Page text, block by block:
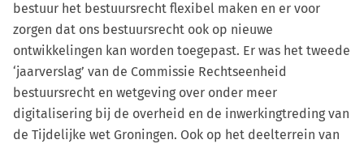
bestuur het bestuursrecht flexibel maken en er voor
zorgen dat ons bestuursrecht ook op nieuwe
ontwikkelingen kan worden toegepast. Er was het tweede
‘jaarverslag’ van de Commissie Rechtseenheid
bestuursrecht en wetgeving over onder meer
digitalisering bij de overheid en de inwerkingtreding van
de Tijdelijke wet Groningen. Ook op het deelterrein van